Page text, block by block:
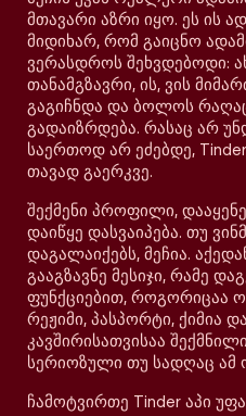
მთავარი აზრი იყო. ეს ის
მიდიხარ, რომ გაიცნო
ვერასდროს შეხვდებოდი:
თანამგზავრი, ის, ვის
გაგიჩნდა და ბოლოს
გადაიზრდება. რასაც არ
საერთოდ არ ეძებდე,
თავად გაერკვე.
შექმენი პროფილი,
დაიწყე დასვაიპება. თუ
დაგალაიქებს, მეჩია.
გააგზავნე მესიჯი, რამე
ფუნქციებით, როგორიცაა
რეჟიმი, პასპორტი, ქიმია
კავშირისათვისაა
სერიოზული თუ სადღაც ამ
ჩამოტვირთე Tinder აპი